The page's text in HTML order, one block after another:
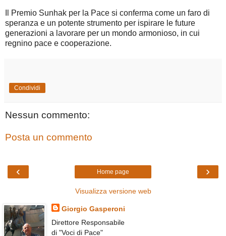
Il Premio Sunhak per la Pace si conferma come un faro di
speranza e un potente strumento per ispirare le future
generazioni a lavorare per un mondo armonioso, in cui
regnino pace e cooperazione.
Condividi
Nessun commento:
Posta un commento
‹ ›
Home page
Visualizza versione web
Giorgio Gasperoni
Direttore Responsabile
di "Voci di Pace"